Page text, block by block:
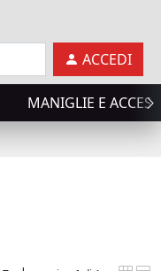
ACCEDI
MANIGLIE E